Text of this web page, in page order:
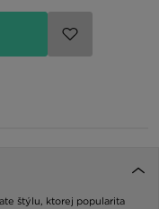
štýlu, ktorej popularita